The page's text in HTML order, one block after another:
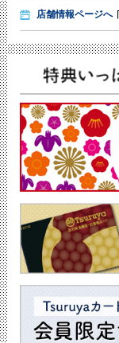
店舗情報ページへ